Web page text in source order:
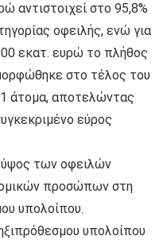
αντιστοιχεί στο 95,8%
οφειλής, ενώ για
εκατ. ευρώ το πλήθος
στο τέλος του
άτομα, αποτελώντας
εύρος
ύψος των οφειλών
προσώπων στη
υπολοίπου.
υπολοίπου